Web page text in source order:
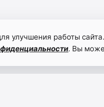
улучшения работы
. Вы